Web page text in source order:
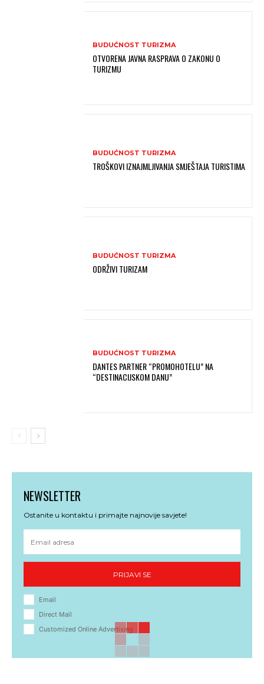
BUDUĆNOST TURIZMA
OTVORENA JAVNA RASPRAVA O ZAKONU O
TURIZMU
BUDUĆNOST TURIZMA
TROŠKOVI IZNAJMLJIVANJA SMJEŠTAJA TURISTIMA
BUDUĆNOST TURIZMA
ODRŽIVI TURIZAM
BUDUĆNOST TURIZMA
DANTES PARTNER “PROMOHOTELU” NA
“DESTINACIJSKOM DANU”
NEWSLETTER
Ostanite u kontaktu i primajte najnovije savjete!
PRIJAVI SE
Email
Direct Mail
Customized Online Advertising